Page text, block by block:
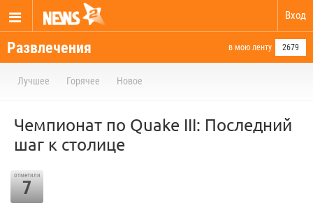
Вход
Развлечения в мою ленту 2679
Лучшее Горячее Новое
Чемпионат по Quake III: Последний
шаг к столице
отметили
7